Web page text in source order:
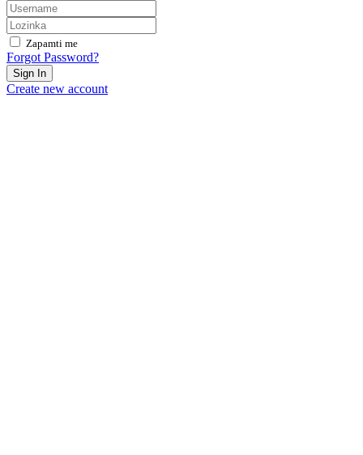
Zapamti me
Forgot Password?
Sign In
Create new account